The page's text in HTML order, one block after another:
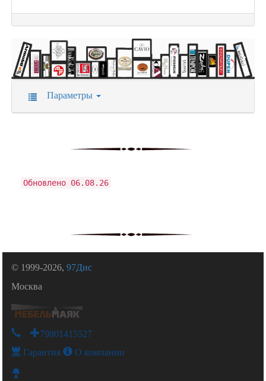
Параметры
Обновлено 06.08.26
© 1999-2026,97Дис
Москва
+79801415527
Гарантия О компании